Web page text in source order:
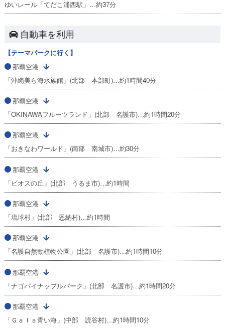
ゆいレール「てだこ浦西駅」…約37分
自動車を利用
【テーマパークに行く】
那覇空港
「沖縄美ら海水族館」(北部 本部町)…約1時間40分
那覇空港
「OKINAWAフルーツランド」(北部 名護市)…約1時間20分
那覇空港
「おきなわワールド」(南部 南城市)…約30分
那覇空港
「ビオスの丘」(北部 うるま市)…約1時間
那覇空港
「琉球村」(北部 恩納村)…約1時間
那覇空港
「名護自然動植物公園」(北部 名護市)…約1時間10分
那覇空港
「ナゴパイナップルパーク」(北部 名護市)…約1時間20分
那覇空港
「Ｇａｌａ青い海」(中部 読谷村)…約1時間10分